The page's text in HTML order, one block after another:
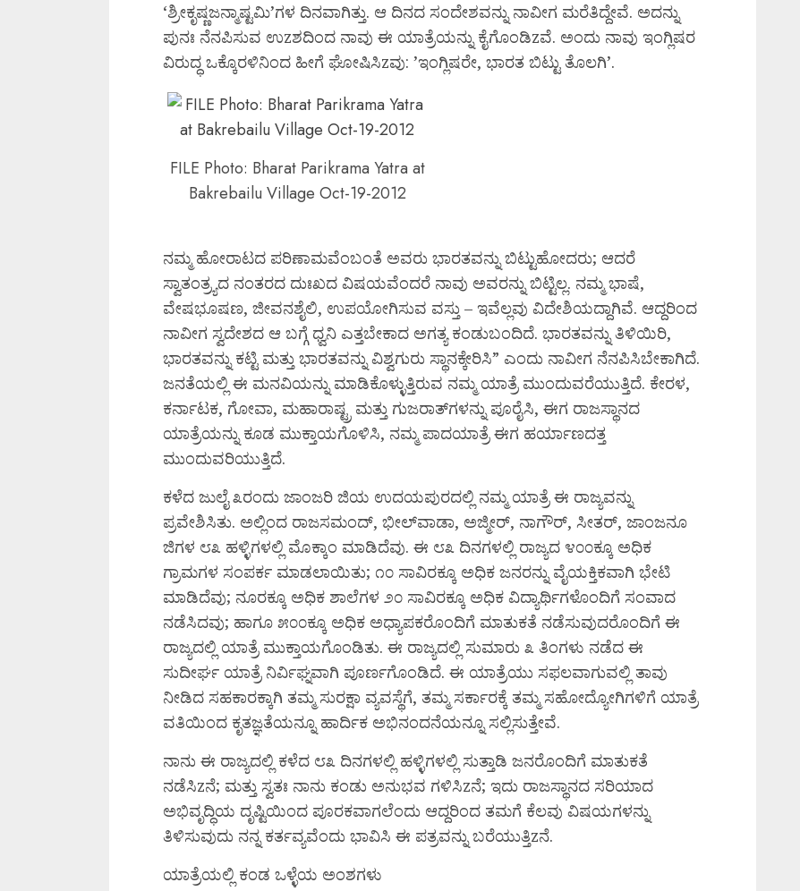
‘ಶ್ರೀಕೃಷ್ಣಜನ್ಮಾಷ್ಟಮಿ’ಗಳ ದಿನವಾಗಿತ್ತು. ಆ ದಿನದ ಸಂದೇಶವನ್ನು ನಾವೀಗ ಮರೆತಿದ್ದೇವೆ. ಅದನ್ನು
ಪುನಃ ನೆನಪಿಸುವ ಉzಶದಿಂದ ನಾವು ಈ ಯಾತ್ರೆಯನ್ನು ಕೈಗೊಂಡಿzವೆ. ಅಂದು ನಾವು ಇಂಗ್ಲಿಷರ
ವಿರುದ್ಧ ಒಕ್ಕೊರಳಿನಿಂದ ಹೀಗೆ ಘೋಷಿಸಿzವು: ’ಇಂಗ್ಲಿಷರೇ, ಭಾರತ ಬಿಟ್ಟು ತೊಲಗಿ’.
FILE Photo: Bharat Parikrama Yatra at
Bakrebailu Village Oct-19-2012
ನಮ್ಮ ಹೋರಾಟದ ಪರಿಣಾಮವೆಂಬಂತೆ ಅವರು ಭಾರತವನ್ನು ಬಿಟ್ಟುಹೋದರು; ಆದರೆ
ಸ್ವಾತಂತ್ರ್ಯದ ನಂತರದ ದುಃಖದ ವಿಷಯವೆಂದರೆ ನಾವು ಅವರನ್ನು ಬಿಟ್ಟಿಲ್ಲ. ನಮ್ಮ ಭಾಷೆ,
ವೇಷಭೂಷಣ, ಜೀವನಶೈಲಿ, ಉಪಯೋಗಿಸುವ ವಸ್ತು – ಇವೆಲ್ಲವು ವಿದೇಶಿಯದ್ದಾಗಿವೆ. ಆದ್ದರಿಂದ
ನಾವೀಗ ಸ್ವದೇಶದ ಆ ಬಗ್ಗೆ ಧ್ವನಿ ಎತ್ತಬೇಕಾದ ಅಗತ್ಯ ಕಂಡುಬಂದಿದೆ. ಭಾರತವನ್ನು ತಿಳಿಯಿರಿ,
ಭಾರತವನ್ನು ಕಟ್ಟಿ ಮತ್ತು ಭಾರತವನ್ನು ವಿಶ್ವಗುರು ಸ್ಥಾನಕ್ಕೇರಿಸಿ” ಎಂದು ನಾವೀಗ ನೆನಪಿಸಿಬೇಕಾಗಿದೆ.
ಜನತೆಯಲ್ಲಿ ಈ ಮನವಿಯನ್ನು ಮಾಡಿಕೊಳ್ಳುತ್ತಿರುವ ನಮ್ಮ ಯಾತ್ರೆ ಮುಂದುವರೆಯುತ್ತಿದೆ. ಕೇರಳ,
ಕರ್ನಾಟಕ, ಗೋವಾ, ಮಹಾರಾಷ್ಟ್ರ ಮತ್ತು ಗುಜರಾತ್‌ಗಳನ್ನು ಪೂರೈಸಿ, ಈಗ ರಾಜಸ್ಥಾನದ
ಯಾತ್ರೆಯನ್ನು ಕೂಡ ಮುಕ್ತಾಯಗೊಳಿಸಿ, ನಮ್ಮ ಪಾದಯಾತ್ರೆ ಈಗ ಹರ್ಯಾಣದತ್ತ
ಮುಂದುವರಿಯುತ್ತಿದೆ.
ಕಳೆದ ಜುಲೈ ೩ರಂದು ಜಾಂಜರಿ ಜಿಯ ಉದಯಪುರದಲ್ಲಿ ನಮ್ಮ ಯಾತ್ರೆ ಈ ರಾಜ್ಯವನ್ನು
ಪ್ರವೇಶಿಸಿತು. ಅಲ್ಲಿಂದ ರಾಜಸಮಂದ್, ಭೀಲ್‌ವಾಡಾ, ಅಜ್ಮೀರ್, ನಾಗೌರ್, ಸೀತರ್, ಜಾಂಜನೂ
ಜಿಗಳ ೮೩ ಹಳ್ಳಿಗಳಲ್ಲಿ ಮೊಕ್ಕಾಂ ಮಾಡಿದೆವು. ಈ ೮೩ ದಿನಗಳಲ್ಲಿ ರಾಜ್ಯದ ೪೦೦ಕ್ಕೂ ಅಧಿಕ
ಗ್ರಾಮಗಳ ಸಂಪರ್ಕ ಮಾಡಲಾಯಿತು; ೧೦ ಸಾವಿರಕ್ಕೂ ಅಧಿಕ ಜನರನ್ನು ವೈಯಕ್ತಿಕವಾಗಿ ಭೇಟಿ
ಮಾಡಿದೆವು; ನೂರಕ್ಕೂ ಅಧಿಕ ಶಾಲೆಗಳ ೨೦ ಸಾವಿರಕ್ಕೂ ಅಧಿಕ ವಿದ್ಯಾರ್ಥಿಗಳೊಂದಿಗೆ ಸಂವಾದ
ನಡೆಸಿದವು; ಹಾಗೂ ೫೦೦ಕ್ಕೂ ಅಧಿಕ ಅಧ್ಯಾಪಕರೊಂದಿಗೆ ಮಾತುಕತೆ ನಡೆಸುವುದರೊಂದಿಗೆ ಈ
ರಾಜ್ಯದಲ್ಲಿ ಯಾತ್ರೆ ಮುಕ್ತಾಯಗೊಂಡಿತು. ಈ ರಾಜ್ಯದಲ್ಲಿ ಸುಮಾರು ೩ ತಿಂಗಳು ನಡೆದ ಈ
ಸುದೀರ್ಘ ಯಾತ್ರೆ ನಿರ್ವಿಘ್ನವಾಗಿ ಪೂರ್ಣಗೊಂಡಿದೆ. ಈ ಯಾತ್ರೆಯು ಸಫಲವಾಗುವಲ್ಲಿ ತಾವು
ನೀಡಿದ ಸಹಕಾರಕ್ಕಾಗಿ ತಮ್ಮ ಸುರಕ್ಷಾ ವ್ಯವಸ್ಥೆಗೆ, ತಮ್ಮ ಸರ್ಕಾರಕ್ಕೆ ತಮ್ಮ ಸಹೋದ್ಯೋಗಿಗಳಿಗೆ ಯಾತ್ರೆ
ವತಿಯಿಂದ ಕೃತಜ್ಞತೆಯನ್ನೂ ಹಾರ್ದಿಕ ಅಭಿನಂದನೆಯನ್ನೂ ಸಲ್ಲಿಸುತ್ತೇವೆ.
ನಾನು ಈ ರಾಜ್ಯದಲ್ಲಿ ಕಳೆದ ೮೩ ದಿನಗಳಲ್ಲಿ ಹಳ್ಳಿಗಳಲ್ಲಿ ಸುತ್ತಾಡಿ ಜನರೊಂದಿಗೆ ಮಾತುಕತೆ
ನಡೆಸಿzನೆ; ಮತ್ತು ಸ್ವತಃ ನಾನು ಕಂಡು ಅನುಭವ ಗಳಿಸಿzನೆ; ಇದು ರಾಜಸ್ಥಾನದ ಸರಿಯಾದ
ಅಭಿವೃದ್ಧಿಯ ದೃಷ್ಟಿಯಿಂದ ಪೂರಕವಾಗಲೆಂದು ಆದ್ದರಿಂದ ತಮಗೆ ಕೆಲವು ವಿಷಯಗಳನ್ನು
ತಿಳಿಸುವುದು ನನ್ನ ಕರ್ತವ್ಯವೆಂದು ಭಾವಿಸಿ ಈ ಪತ್ರವನ್ನು ಬರೆಯುತ್ತಿzನೆ.
ಯಾತ್ರೆಯಲ್ಲಿ ಕಂಡ ಒಳ್ಳೆಯ ಅಂಶಗಳು